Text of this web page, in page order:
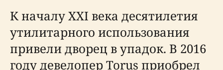
К началу XXI века десятилетия
утилитарного использования
привели дворец в упадок. В 2016
году девелопер Torus приобрел